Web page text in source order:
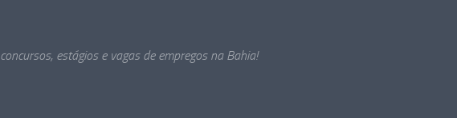
concursos, estágios e vagas de empregos na Bahia!